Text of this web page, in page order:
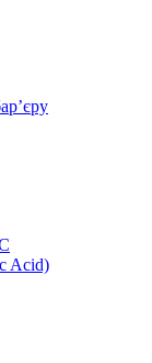
Acid)